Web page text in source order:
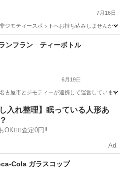
7月16日
ティースポットへお持ち込みしませんか？
ももクロ
ンフラン ティーボトル
6月19日
古屋市とジモティーが連携して運営してい
ース入れ整理】眠っている人形あ
OK🙆‍♀️査定0円‼️
Ad
Cola ガラスコップ